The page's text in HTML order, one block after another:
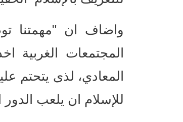
واضاف ان "مهمتنا
المجتمعات الغربية
المعادي، لذى يتحتم
للإسلام ان يلعب الدور